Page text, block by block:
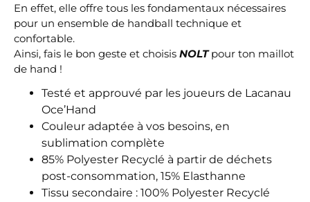
En effet, elle offre tous les fondamentaux nécessaires
pour un ensemble de handball technique et
confortable.
Ainsi, fais le bon geste et choisis NOLTpour ton maillot
de hand !
Testé et approuvé par les joueurs de Lacanau
Oce’Hand
Couleur adaptée à vos besoins, en
sublimation complète
85% Polyester Recyclé à partir de déchets
post-consommation, 15% Elasthanne
Tissu secondaire : 100% Polyester Recyclé